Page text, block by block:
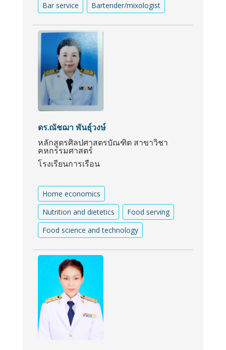
Bar service
Bartender/mixologist
ดร.ณัชฌา พันธุ์วงษ์
หลักสูตรศิลปศาสตรบัณฑิต สาขาวิชา
คหกรรมศาสตร์
โรงเรียนการเรือน
Home economics
Nutrition and dietetics
Food serving
Food science and technology